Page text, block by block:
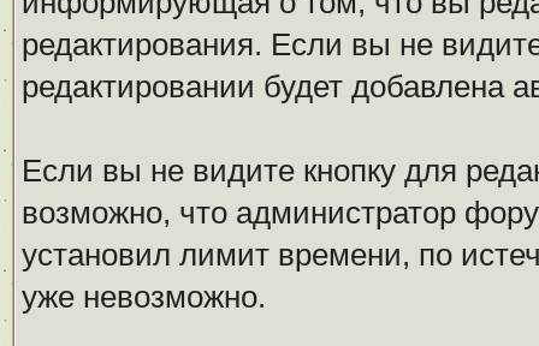
редактирования. Если вы не
редактировании будет добавлена
Если вы не видите кнопку для
возможно, что администратор
установил лимит времени, по
уже невозможно.